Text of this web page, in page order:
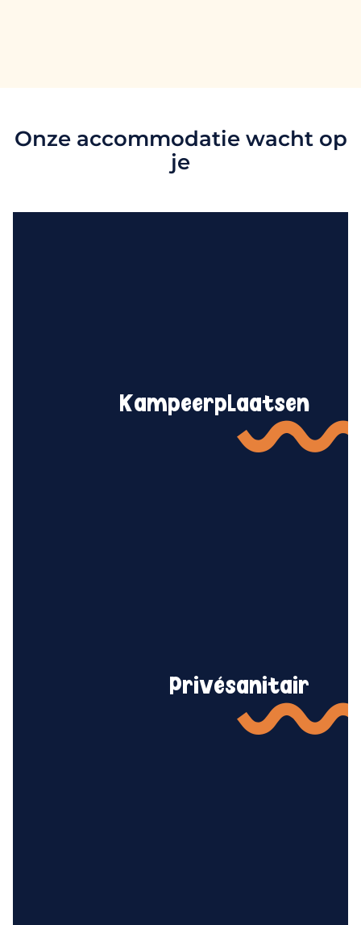
Onze accommodatie wacht op
je
Kampeerplaatsen
Privésanitair